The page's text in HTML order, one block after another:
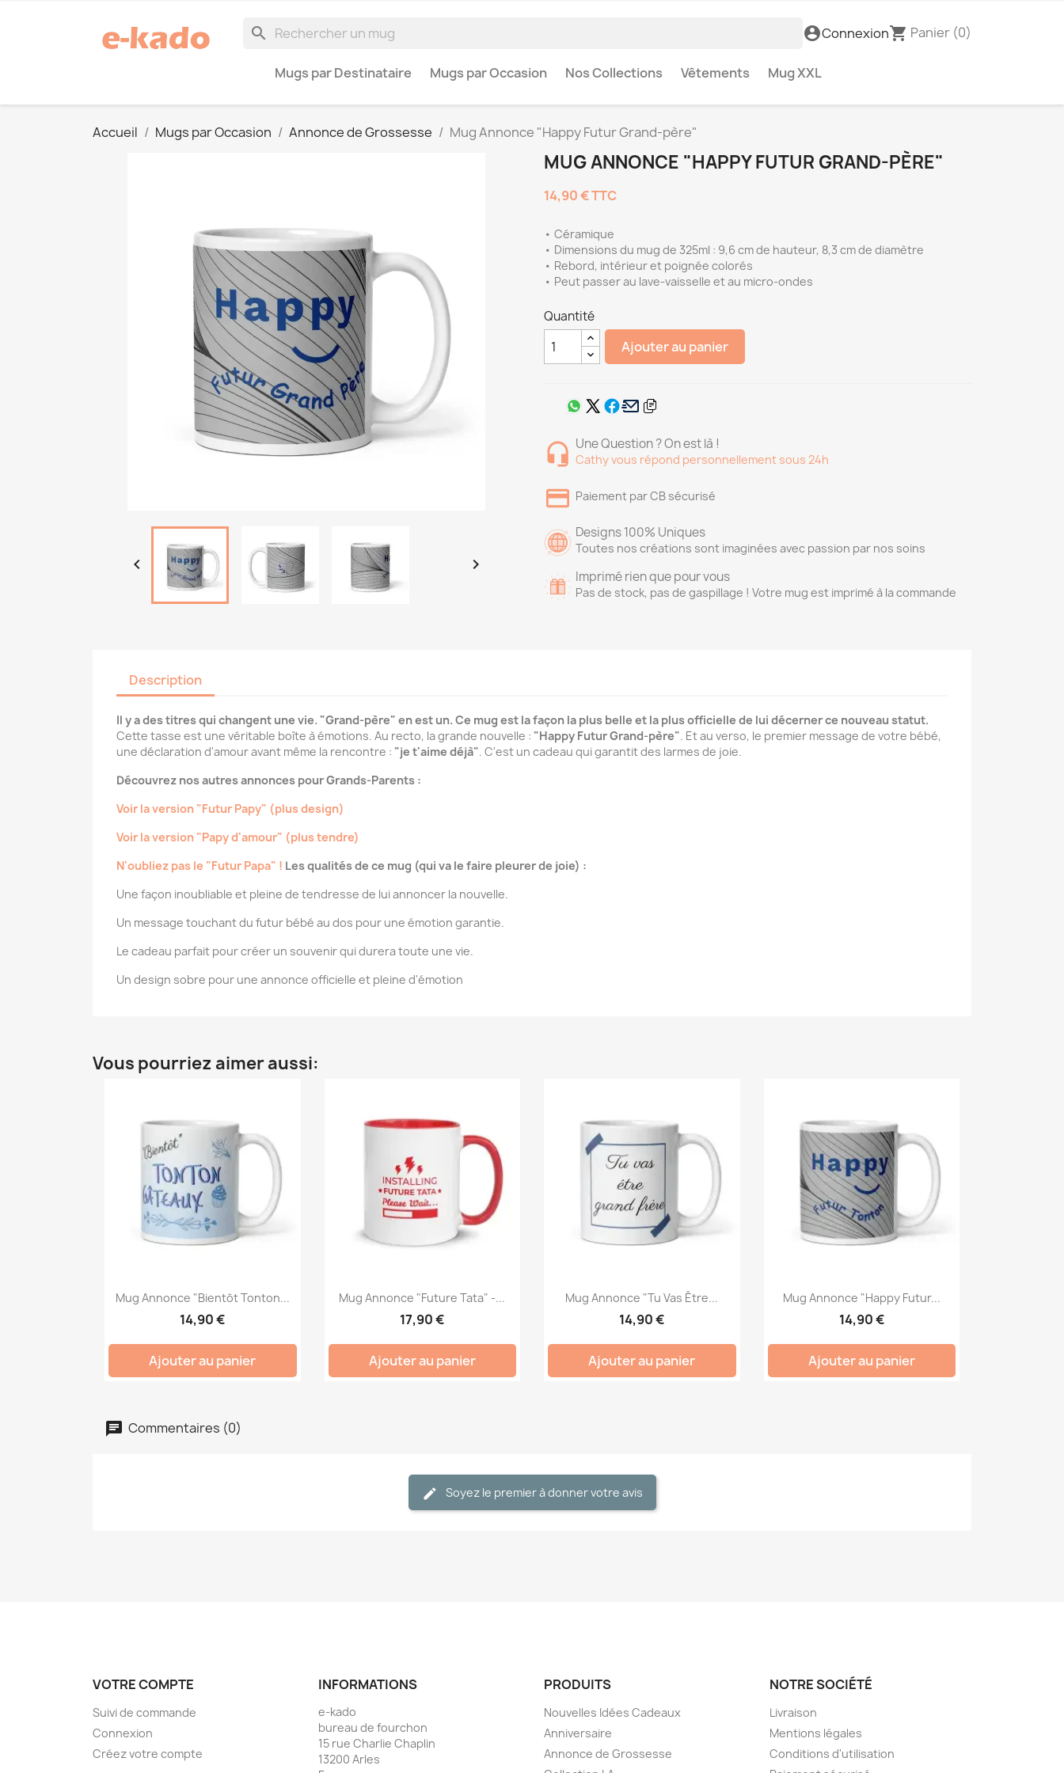
search account_circleConnexionshopping_cart Panier (0)
Mugs par Destinataire Mugs par Occasion Nos Collections Vêtements Mug XXL
Accueil Mugs par Occasion Annonce de Grossesse Mug Annonce "Happy Futur Grand-père"
 
MUG ANNONCE "HAPPY FUTUR GRAND-PÈRE"
14,90 €TTC
• Céramique
• Dimensions du mug de 325ml : 9,6 cm de hauteur, 8,3 cm de diamètre
• Rebord, intérieur et poignée colorés
• Peut passer au lave-vaisselle et au micro-ondes
Quantité
Ajouter au panier
Une Question ? On est là !
Cathy vous répond personnellement sous 24h
Paiement par CB sécurisé
Designs 100% Uniques
Toutes nos créations sont imaginées avec passion par nos soins
Imprimé rien que pour vous
Pas de stock, pas de gaspillage ! Votre mug est imprimé à la commande
Description
Il y a des titres qui changent une vie. "Grand-père" en est un. Ce mug est la façon la plus belle et la plus officielle de lui décerner ce nouveau statut.
Cette tasse est une véritable boîte à émotions. Au recto, la grande nouvelle : "Happy Futur Grand-père". Et au verso, le premier message de votre bébé,
une déclaration d'amour avant même la rencontre : "je t'aime déjà". C'est un cadeau qui garantit des larmes de joie.
Découvrez nos autres annonces pour Grands-Parents :
Voir la version "Futur Papy" (plus design)
Voir la version "Papy d'amour" (plus tendre)
N'oubliez pas le "Futur Papa" ! Les qualités de ce mug (qui va le faire pleurer de joie) :
Une façon inoubliable et pleine de tendresse de lui annoncer la nouvelle.
Un message touchant du futur bébé au dos pour une émotion garantie.
Le cadeau parfait pour créer un souvenir qui durera toute une vie.
Un design sobre pour une annonce officielle et pleine d'émotion
Vous pourriez aimer aussi:
Mug Annonce "Bientôt Tonton...
14,90 €
Ajouter au panier
Mug Annonce "Future Tata" -...
17,90 €
Ajouter au panier
Mug Annonce "Tu Vas Être...
14,90 €
Ajouter au panier
Mug Annonce "Happy Futur...
14,90 €
Ajouter au panier
Commentaires (0)
Soyez le premier à donner votre avis
VOTRE COMPTE
Suivi de commande
Connexion
Créez votre compte
INFORMATIONS
e-kado
bureau de fourchon
15 rue Charlie Chaplin
13200 Arles
PRODUITS
Nouvelles Idées Cadeaux
Anniversaire
Annonce de Grossesse
NOTRE SOCIÉTÉ
Livraison
Mentions légales
Conditions d'utilisation